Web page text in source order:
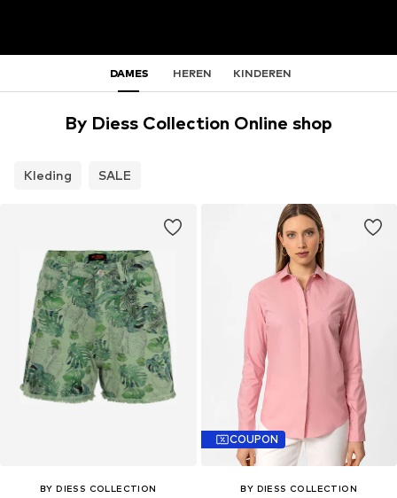
DAMES HEREN KINDEREN
By Diess Collection Online shop
Kleding SALE
BY DIESS COLLECTION
COUPON
BY DIESS COLLECTION